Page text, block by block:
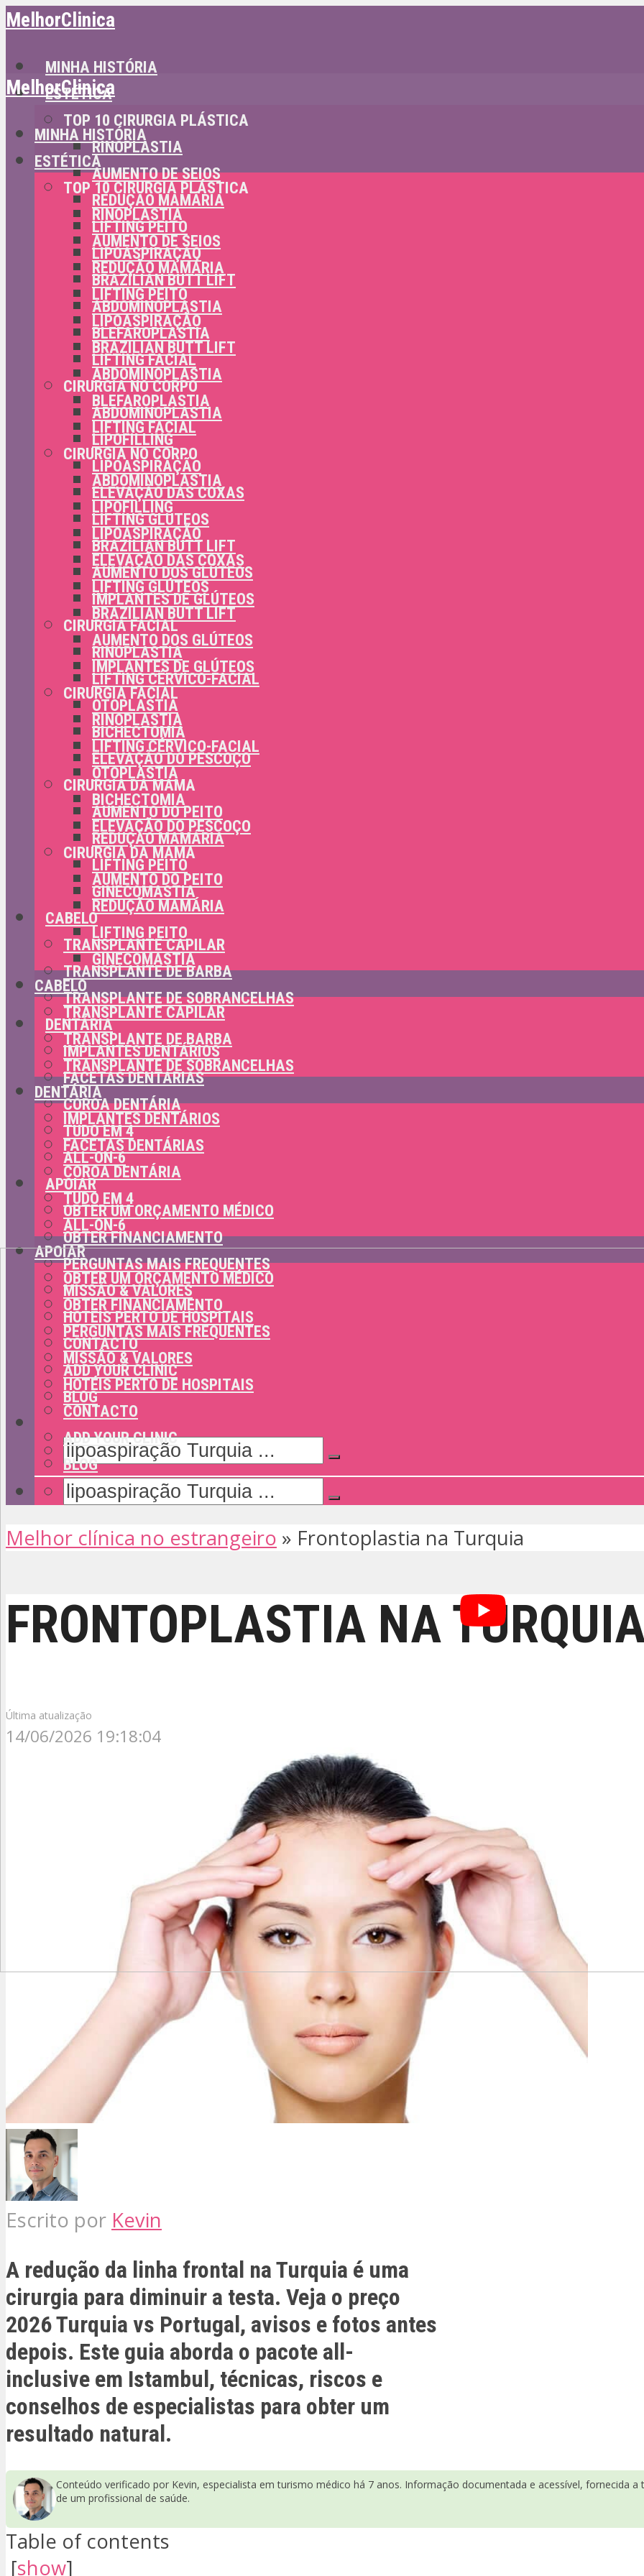
MelhorClinica
MINHA HISTÓRIA
ESTÉTICA
TOP 10 CIRURGIA PLÁSTICA
RINOPLASTIA
AUMENTO DE SEIOS
REDUÇÃO MAMÁRIA
LIFTING PEITO
LIPOASPIRAÇÃO
BRAZILIAN BUTT LIFT
ABDOMINOPLASTIA
BLEFAROPLASTIA
LIFTING FACIAL
CIRURGIA NO CORPO
ABDOMINOPLASTIA
LIPOFILLING
LIPOASPIRAÇÃO
ELEVAÇÃO DAS COXAS
LIFTING GLÚTEOS
BRAZILIAN BUTT LIFT
AUMENTO DOS GLÚTEOS
IMPLANTES DE GLÚTEOS
CIRURGIA FACIAL
RINOPLASTIA
LIFTING CÉRVICO-FACIAL
OTOPLASTIA
BICHECTOMIA
ELEVAÇÃO DO PESCOÇO
CIRURGIA DA MAMA
AUMENTO DO PEITO
REDUÇÃO MAMÁRIA
LIFTING PEITO
GINECOMASTIA
CABELO
TRANSPLANTE CAPILAR
TRANSPLANTE DE BARBA
TRANSPLANTE DE SOBRANCELHAS
DENTÁRIA
IMPLANTES DENTÁRIOS
FACETAS DENTÁRIAS
COROA DENTÁRIA
TUDO EM 4
ALL-ON-6
APOIAR
OBTER UM ORÇAMENTO MÉDICO
OBTER FINANCIAMENTO
PERGUNTAS MAIS FREQUENTES
MISSÃO & VALORES
HOTÉIS PERTO DE HOSPITAIS
CONTACTO
ADD YOUR CLINIC
BLOG
MelhorClinica
MINHA HISTÓRIA
ESTÉTICA
TOP 10 CIRURGIA PLÁSTICA
RINOPLASTIA
AUMENTO DE SEIOS
REDUÇÃO MAMÁRIA
LIFTING PEITO
LIPOASPIRAÇÃO
BRAZILIAN BUTT LIFT
ABDOMINOPLASTIA
BLEFAROPLASTIA
LIFTING FACIAL
CIRURGIA NO CORPO
ABDOMINOPLASTIA
LIPOFILLING
LIPOASPIRAÇÃO
ELEVAÇÃO DAS COXAS
LIFTING GLÚTEOS
BRAZILIAN BUTT LIFT
AUMENTO DOS GLÚTEOS
IMPLANTES DE GLÚTEOS
CIRURGIA FACIAL
RINOPLASTIA
LIFTING CÉRVICO-FACIAL
OTOPLASTIA
BICHECTOMIA
ELEVAÇÃO DO PESCOÇO
CIRURGIA DA MAMA
AUMENTO DO PEITO
REDUÇÃO MAMÁRIA
LIFTING PEITO
GINECOMASTIA
CABELO
TRANSPLANTE CAPILAR
TRANSPLANTE DE BARBA
TRANSPLANTE DE SOBRANCELHAS
DENTÁRIA
IMPLANTES DENTÁRIOS
FACETAS DENTÁRIAS
COROA DENTÁRIA
TUDO EM 4
ALL-ON-6
APOIAR
OBTER UM ORÇAMENTO MÉDICO
OBTER FINANCIAMENTO
PERGUNTAS MAIS FREQUENTES
MISSÃO & VALORES
HOTÉIS PERTO DE HOSPITAIS
CONTACTO
ADD YOUR CLINIC
BLOG
Melhor clínica no estrangeiro » Frontoplastia na Turquia
FRONTOPLASTIA NA
Última atualização
14/06/2026 19:18:04
Escrito por Kevin
A redução da linha frontal na Turquia é uma
cirurgia para diminuir a testa. Veja o preço
2026 Turquia vs Portugal, avisos e fotos antes
depois. Este guia aborda o pacote all-
inclusive em Istambul, técnicas, riscos e
conselhos de especialistas para obter um
resultado natural.
Conteúdo verificado por Kevin, especialista em turismo médico há 7 anos. Informação documentada e acessível, fornecida
de um profissional de saúde.
Table of contents
[show]